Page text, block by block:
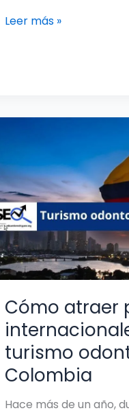
Leer más »
Cómo atraer
turismo
Colombia
Hace más de un año,
internacionales
con
turismo
odontológico
en
Colombia